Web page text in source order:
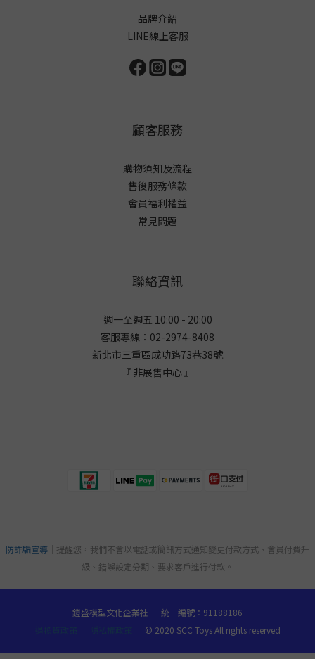
品牌介紹
LINE線上客服
顧客服務
購物須知及流程
售後服務條款
會員福利權益
常見問題
聯絡資訊
週一至週五 10:00 - 20:00
客服專線：02-2974-8408
新北市三重區成功路73巷38號
『 非展售中心 』
防詐騙宣導 ｜提醒您，我們不會以電話或簡訊方式通知變更付款方式、會員付費升
級、錯誤設定分期、要求客戶進行付款。
鎧盛模型文化企業社 ｜ 統一編號：91188186
｜ ｜ © 2020 SCC Toys All rights reserved